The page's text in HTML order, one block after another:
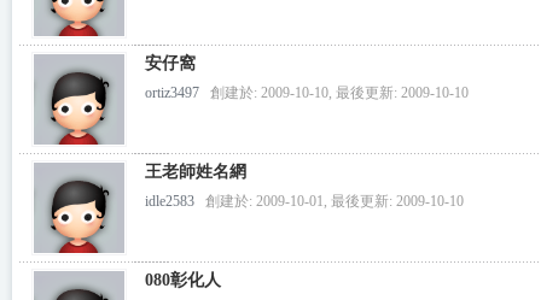
安仔窩
ortiz3497 創建於: 2009-10-10, 最後更新: 2009-10-10
王老師姓名網
idle2583 創建於: 2009-10-01, 最後更新: 2009-10-10
080彰化人